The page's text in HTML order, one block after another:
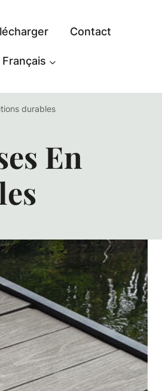
Contact
Français
durables
En